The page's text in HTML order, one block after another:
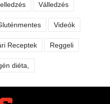
Válledzés
Videók
Receptek Reggeli
diéta,